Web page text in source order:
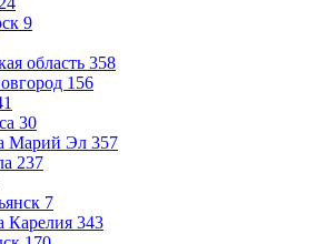
9
область 358
156
30
Марий Эл 357
237
7
Карелия 343